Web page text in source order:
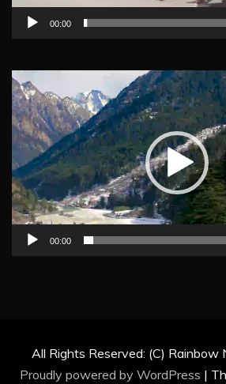
00:00
Video
Player
00:00
All Rights Reserved: (C) Rainbow
Proudly powered by WordPress |